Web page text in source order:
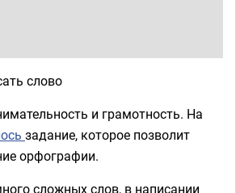
слово
и грамотность. На
задание, которое позволит
орфографии.
сложных слов, в написании